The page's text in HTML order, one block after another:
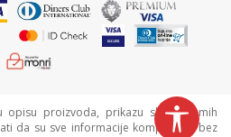
proizvoda, prikazu slika i samih
da su sve informacije kompletne i bez